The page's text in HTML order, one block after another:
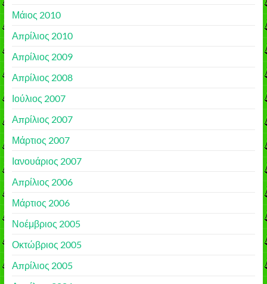
Μάιος 2010
Απρίλιος 2010
Απρίλιος 2009
Απρίλιος 2008
Ιούλιος 2007
Απρίλιος 2007
Μάρτιος 2007
Ιανουάριος 2007
Απρίλιος 2006
Μάρτιος 2006
Νοέμβριος 2005
Οκτώβριος 2005
Απρίλιος 2005